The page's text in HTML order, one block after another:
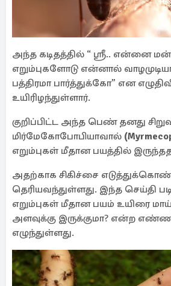
அந்த கடிதத்தில் “ ஸ்ரீ.. என்னை
எறும்புகளோடு என்னால்
பத்திரமா பார்த்துக்கோ” என
உயிரிழந்துள்ளார்.
குறிப்பிட்ட அந்த பெண் தனது
மிர்மேகோபோபியாவால்
எறும்புகள் மீதான பயத்தில்
அதற்காக சிகிச்சை
தெரியவந்துள்ளது. இந்த செய்தி
எறும்புகள் மீதான பயம் உயிரை
அளவுக்கு இருக்குமா? என்ற
எழுந்துள்ளது.